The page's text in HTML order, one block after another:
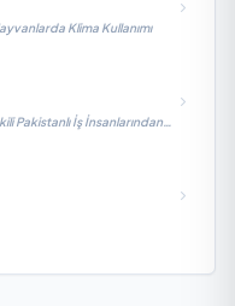
Klima Kullanımı
Pakistanlı İş İnsanlarından
Güçlendiriyor